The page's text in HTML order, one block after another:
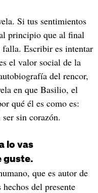
Si tus sentimientos
principio que al final
falla. Escribir es intentar
el valor social de la
del rencor,
en que Basilio, el
qué él es como es:
sin corazón.
lo vas
guste.
que es autor de
del presente